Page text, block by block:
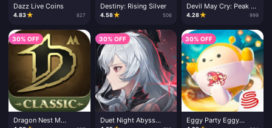
Dazz Live Coins
4.83★ 827
Destiny: Rising Silver
4.58★ 506
Devil May Cry: Peak of
Combat – Dobití měny
4.28★ 999
30% OFF
Dragon Nest M
30% OFF
Duet Night Abyss
30% OFF
Eggy Party Eggy